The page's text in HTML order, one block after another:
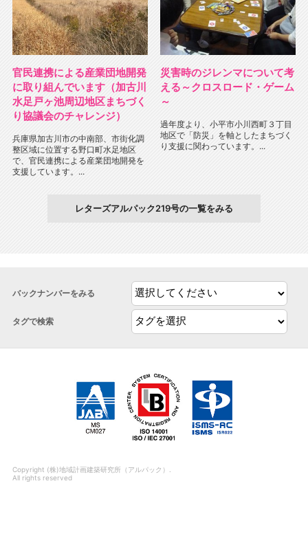
官民連携による産業団地開発
に取り組んでいます（加古川
水足戸ヶ池周辺地区まちづく
り協議会のチャレンジ）
兵庫県加古川市の中南部、市街化調
整区域に位置する野口町水足地区
で、官民連携による産業団地開発を
支援しています。...
災害時のジレンマについて考
える～クロスロード・ゲーム
～
過年度より、小平市小川西町３丁目
地区で「防災」を軸としたまちづく
り支援に関わっています。...
レターズアルパック219号の一覧をみる
バックナンバーをみる
タグで検索
Copyright (株)地域計画建築研究所（アルパック）.
All rights reserved